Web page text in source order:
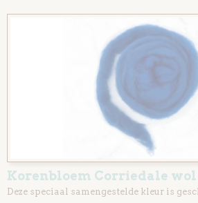
Wol gekaard op lont
Natuur kleuren
Mix pakket diverse kleuren
Korenbloem Corriedale wol
Deze speciaal samengestelde kleur is